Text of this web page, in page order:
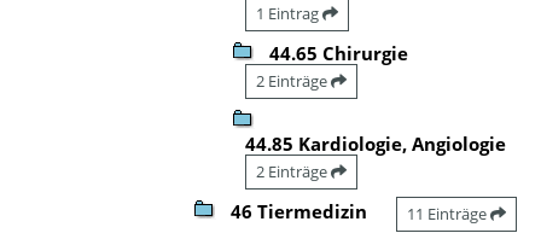
1 Eintrag
44.65 Chirurgie
2 Einträge
44.85 Kardiologie, Angiologie
2 Einträge
46 Tiermedizin 11 Einträge